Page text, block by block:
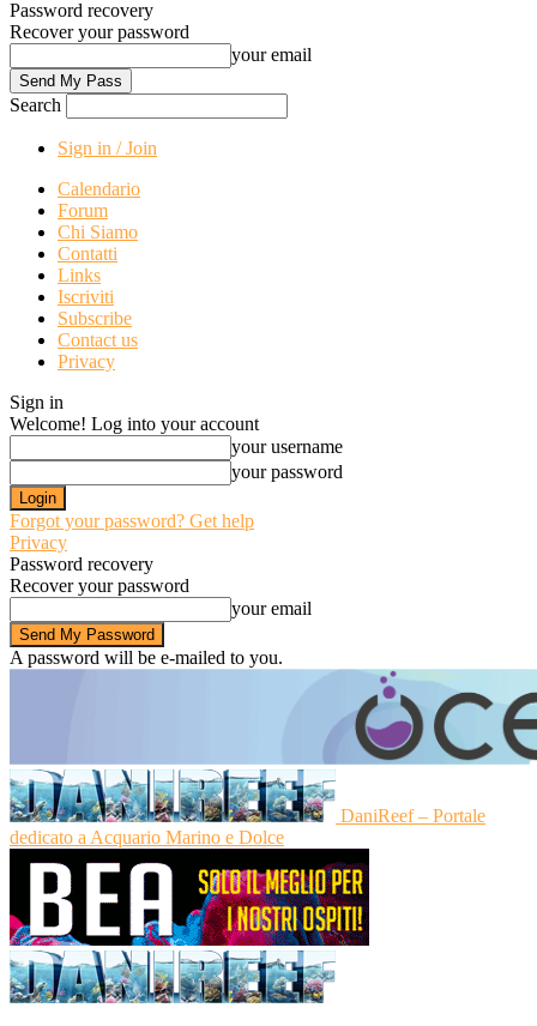
Password recovery
Recover your password
your email
Search
Sign in / Join
Calendario
Forum
Chi Siamo
Contatti
Links
Iscriviti
Subscribe
Contact us
Privacy
Sign in
Welcome! Log into your account
your username
your password
Forgot your password? Get help
Privacy
Password recovery
Recover your password
your email
A password will be e-mailed to you.
DaniReef – Portale
dedicato a Acquario Marino e Dolce